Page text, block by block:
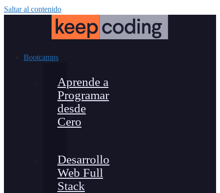
Saltar al contenido
Bootcamps
Aprende a
Programar
desde
Cero
Desarrollo
Web Full
Stack